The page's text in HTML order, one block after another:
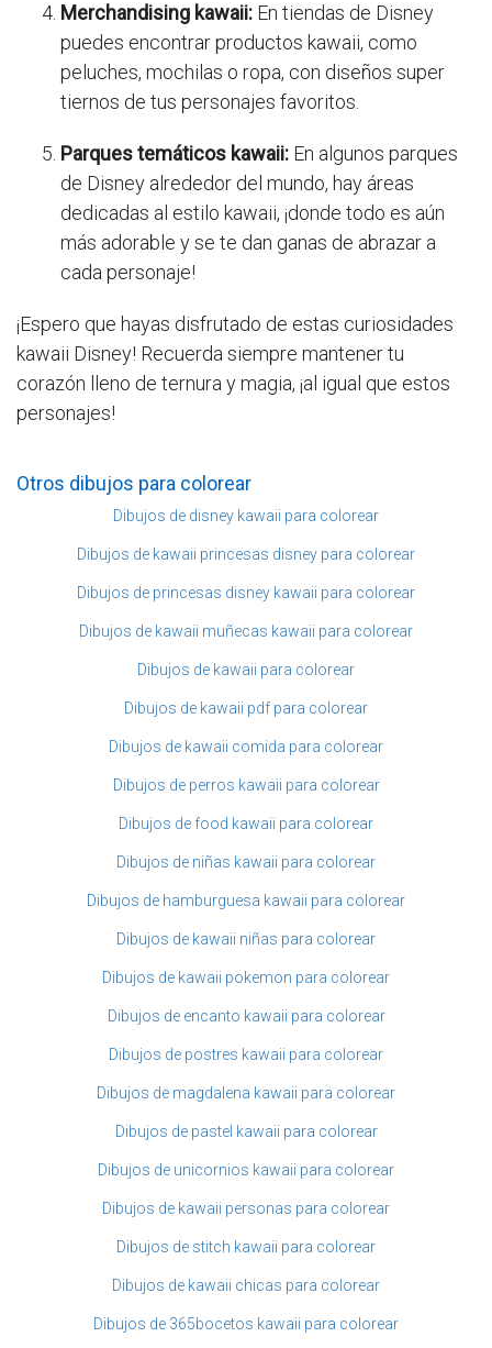
Merchandising kawaii: En tiendas de Disney
puedes encontrar productos kawaii, como
peluches, mochilas o ropa, con diseños super
tiernos de tus personajes favoritos.
Parques temáticos kawaii: En algunos parques
de Disney alrededor del mundo, hay áreas
dedicadas al estilo kawaii, ¡donde todo es aún
más adorable y se te dan ganas de abrazar a
cada personaje!
¡Espero que hayas disfrutado de estas curiosidades
kawaii Disney! Recuerda siempre mantener tu
corazón lleno de ternura y magia, ¡al igual que estos
personajes!
Otros dibujos para colorear
Dibujos de disney kawaii para colorear
Dibujos de kawaii princesas disney para colorear
Dibujos de princesas disney kawaii para colorear
Dibujos de kawaii muñecas kawaii para colorear
Dibujos de kawaii para colorear
Dibujos de kawaii pdf para colorear
Dibujos de kawaii comida para colorear
Dibujos de perros kawaii para colorear
Dibujos de food kawaii para colorear
Dibujos de niñas kawaii para colorear
Dibujos de hamburguesa kawaii para colorear
Dibujos de kawaii niñas para colorear
Dibujos de kawaii pokemon para colorear
Dibujos de encanto kawaii para colorear
Dibujos de postres kawaii para colorear
Dibujos de magdalena kawaii para colorear
Dibujos de pastel kawaii para colorear
Dibujos de unicornios kawaii para colorear
Dibujos de kawaii personas para colorear
Dibujos de stitch kawaii para colorear
Dibujos de kawaii chicas para colorear
Dibujos de 365bocetos kawaii para colorear